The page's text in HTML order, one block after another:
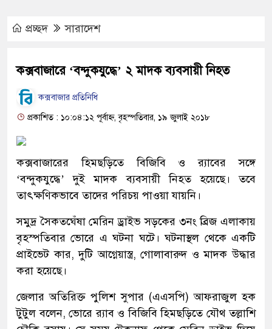
প্রচ্ছদ সারাদেশ
কক্সবাজারে ‘বন্দুকযুদ্ধে’ ২ মাদক ব্যবসায়ী নিহত
কক্সবাজার প্রতিনিধি
প্রকাশিত : ১০:০৪:১২ পূর্বাহ্ন, বৃহস্পতিবার, ১৯ জুলাই ২০১৮
কক্সবাজারের হিমছড়িতে বিজিবি ও র‌্যাবের সঙ্গে
‘বন্দুকযুদ্ধে’ দুই মাদক ব্যবসায়ী নিহত হয়েছে। তবে
তাৎক্ষণিকভাবে তাদের পরিচয় পাওয়া যায়নি।
সমুদ্র সৈকতঘেঁষা মেরিন ড্রাইভ সড়কের ৩নং ব্রিজ এলাকায়
বৃহস্পতিবার ভোরে এ ঘটনা ঘটে। ঘটনাস্থল থেকে একটি
প্রাইভেট কার, দুটি আগ্নেয়াস্ত্র, গোলাবারুদ ও মাদক উদ্ধার
করা হয়েছে।
জেলার অতিরিক্ত পুলিশ সুপার (এএসপি) আফরাজুল হক
টুটুল বলেন, ভোরে র‌্যাব ও বিজিবি হিমছড়িতে যৌথ তল্লাশি